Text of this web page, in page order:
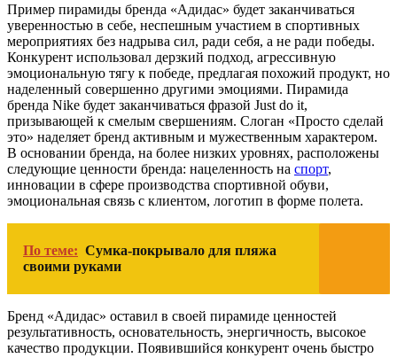
Пример пирамиды бренда «Адидас» будет заканчиваться
уверенностью в себе, неспешным участием в спортивных
мероприятиях без надрыва сил, ради себя, а не ради победы.
Конкурент использовал дерзкий подход, агрессивную
эмоциональную тягу к победе, предлагая похожий продукт, но
наделенный совершенно другими эмоциями. Пирамида
бренда Nike будет заканчиваться фразой Just do it,
призывающей к смелым свершениям. Слоган «Просто сделай
это» наделяет бренд активным и мужественным характером.
В основании бренда, на более низких уровнях, расположены
следующие ценности бренда: нацеленность на спорт,
инновации в сфере производства спортивной обуви,
эмоциональная связь с клиентом, логотип в форме полета.
По теме: Сумка-покрывало для пляжа
своими руками
Бренд «Адидас» оставил в своей пирамиде ценностей
результативность, основательность, энергичность, высокое
качество продукции. Появившийся конкурент очень быстро